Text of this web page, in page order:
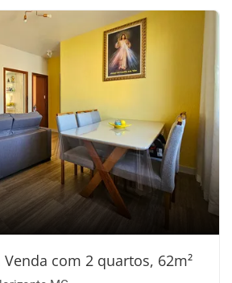
com 2 quartos, 62m²